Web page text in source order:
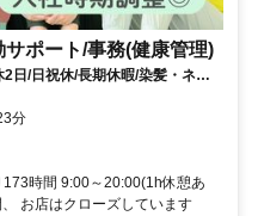
ポート/事務(健康管理)
日/日祝休/長期休暇/染髪・ネイ
分
時間 9:00～20:00(1h休憩あ
お店はクローズしています